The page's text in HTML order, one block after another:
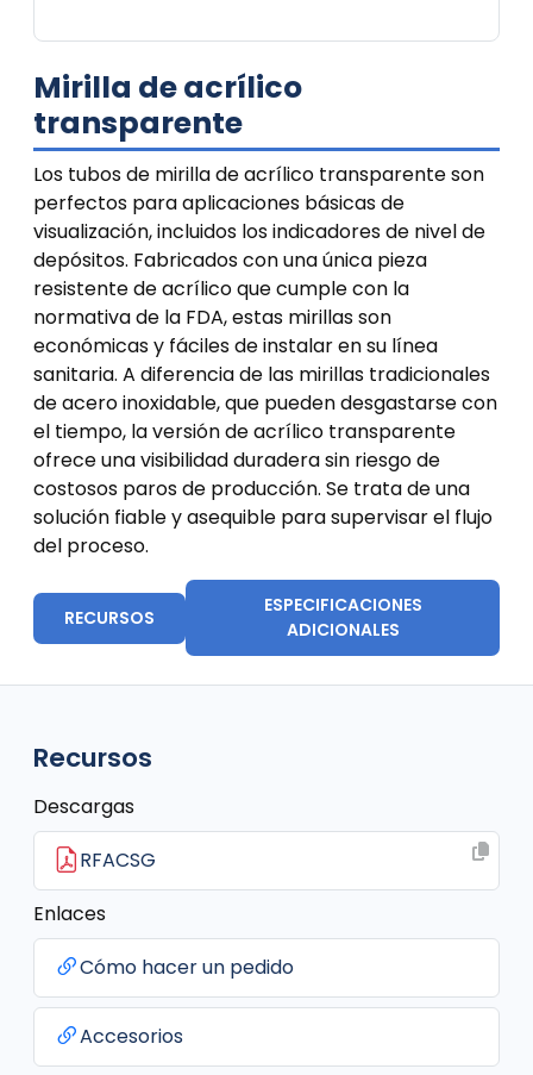
Mirilla de acrílico
transparente
Los tubos de mirilla de acrílico transparente son
perfectos para aplicaciones básicas de
visualización, incluidos los indicadores de nivel de
depósitos. Fabricados con una única pieza
resistente de acrílico que cumple con la
normativa de la FDA, estas mirillas son
económicas y fáciles de instalar en su línea
sanitaria. A diferencia de las mirillas tradicionales
de acero inoxidable, que pueden desgastarse con
el tiempo, la versión de acrílico transparente
ofrece una visibilidad duradera sin riesgo de
costosos paros de producción. Se trata de una
solución fiable y asequible para supervisar el flujo
del proceso.
RECURSOS
ESPECIFICACIONES
ADICIONALES
Recursos
Descargas
RFACSG
Enlaces
Cómo hacer un pedido
Accesorios